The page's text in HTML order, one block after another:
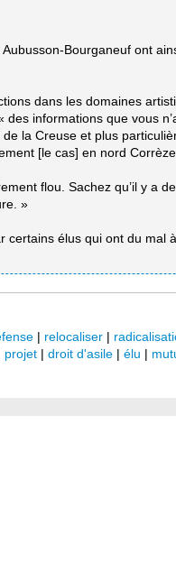
Bourganeuf ont
dans les domaines
informations que vous
la Creuse et plus
[le cas] en nord Corrèze
flou. Sachez qu’il y a
»
certains élus qui ont du mal
| relocaliser |
projet | droit d'asile | élu |